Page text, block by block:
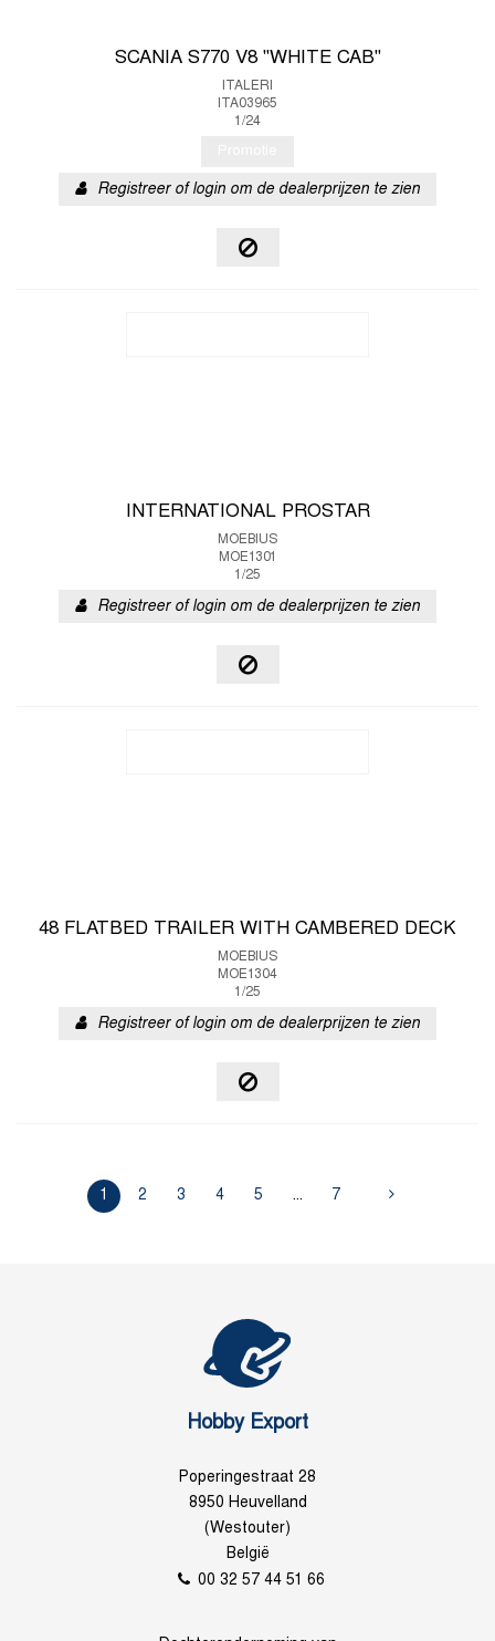
SCANIA S770 V8 "WHITE CAB"
ITALERI
ITA03965
1/24
Registreer of login om de dealerprijzen te zien
INTERNATIONAL PROSTAR
MOEBIUS
MOE1301
1/25
Registreer of login om de dealerprijzen te zien
48 FLATBED TRAILER WITH CAMBERED DECK
MOEBIUS
MOE1304
1/25
Registreer of login om de dealerprijzen te zien
1 2 3 4 5 ... 7
Hobby Export
Poperingestraat 28
8950 Heuvelland
(Westouter)
België
00 32 57 44 51 66